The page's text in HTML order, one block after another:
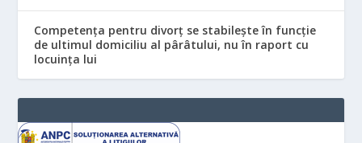
Competența pentru divorț se stabilește în funcție
de ultimul domiciliu al pârâtului, nu în raport cu
locuinţa lui